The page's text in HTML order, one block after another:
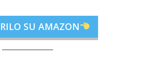
SU AMAZON